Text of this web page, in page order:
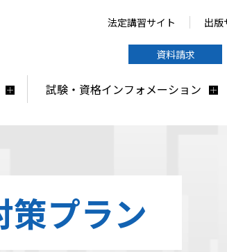
試験・資格インフォメーション
法定講習サイト 出版
資料請求
策プラン